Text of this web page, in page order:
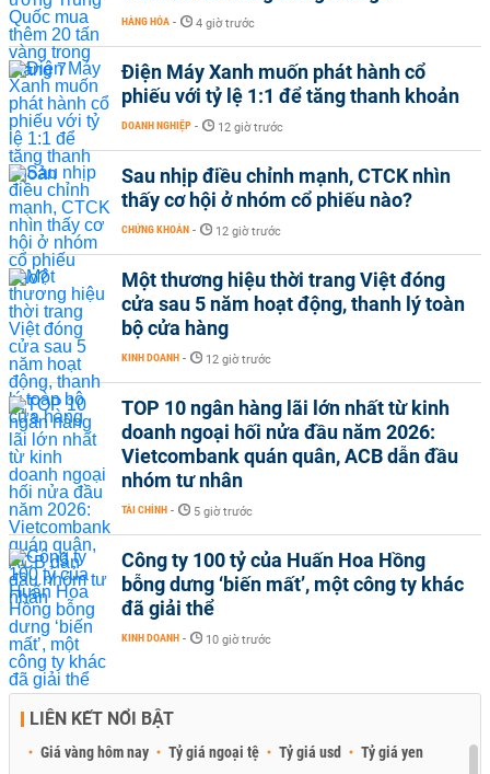
HÀNG HÓA - 4 giờ trước
Điện Máy Xanh muốn phát hành cổ
phiếu với tỷ lệ 1:1 để tăng thanh khoản
DOANH NGHIỆP - 12 giờ trước
Sau nhịp điều chỉnh mạnh, CTCK nhìn
thấy cơ hội ở nhóm cổ phiếu nào?
CHỨNG KHOÁN - 12 giờ trước
Một thương hiệu thời trang Việt đóng
cửa sau 5 năm hoạt động, thanh lý toàn
bộ cửa hàng
KINH DOANH - 12 giờ trước
TOP 10 ngân hàng lãi lớn nhất từ kinh
doanh ngoại hối nửa đầu năm 2026:
Vietcombank quán quân, ACB dẫn đầu
nhóm tư nhân
TÀI CHÍNH - 5 giờ trước
Công ty 100 tỷ của Huấn Hoa Hồng
bỗng dưng ‘biến mất’, một công ty khác
đã giải thể
KINH DOANH - 10 giờ trước
LIÊN KẾT NỔI BẬT
Giá vàng hôm nay Tỷ giá ngoại tệ Tỷ giá usd Tỷ giá yen